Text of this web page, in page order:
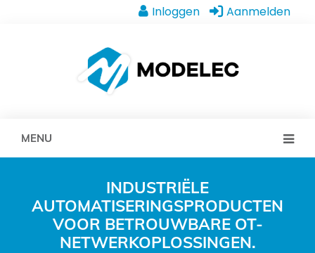
Inloggen Aanmelden
MENU
INDUSTRIËLE
AUTOMATISERINGSPRODUCTEN
VOOR BETROUWBARE OT-
NETWERKOPLOSSINGEN.